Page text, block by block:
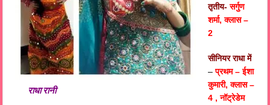
राधा रानी
तृतीय- सर्गुण
शर्मा, क्लास –
2
सीनियर राधा में
–प्रथम – ईशा
कुमारी, क्लास –
4 , नॉट्रेडेम